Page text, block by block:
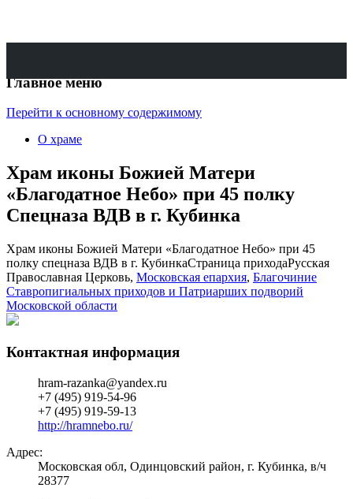
Храм иконы Божией Матери
«Благодатное Небо» при 45
полку Спецназа ВДВ в г.
Кубинка
Главное меню
Перейти к основному содержимому
О храме
Храм иконы Божией Матери
«Благодатное Небо» при 45 полку
Спецназа ВДВ в г. Кубинка
Храм иконы Божией Матери «Благодатное Небо» при 45
полку спецназа ВДВ в г. КубинкаСтраница приходаРусская
Православная Церковь, Московская епархия, Благочиние
Ставропигиальных приходов и Патриарших подворий
Московской области
Контактная информация
hram-razanka@yandex.ru
+7 (495) 919-54-96
+7 (495) 919-59-13
http://hramnebo.ru/
Адрес:
Московская обл, Одинцовский район, г. Кубинка, в/ч
28377